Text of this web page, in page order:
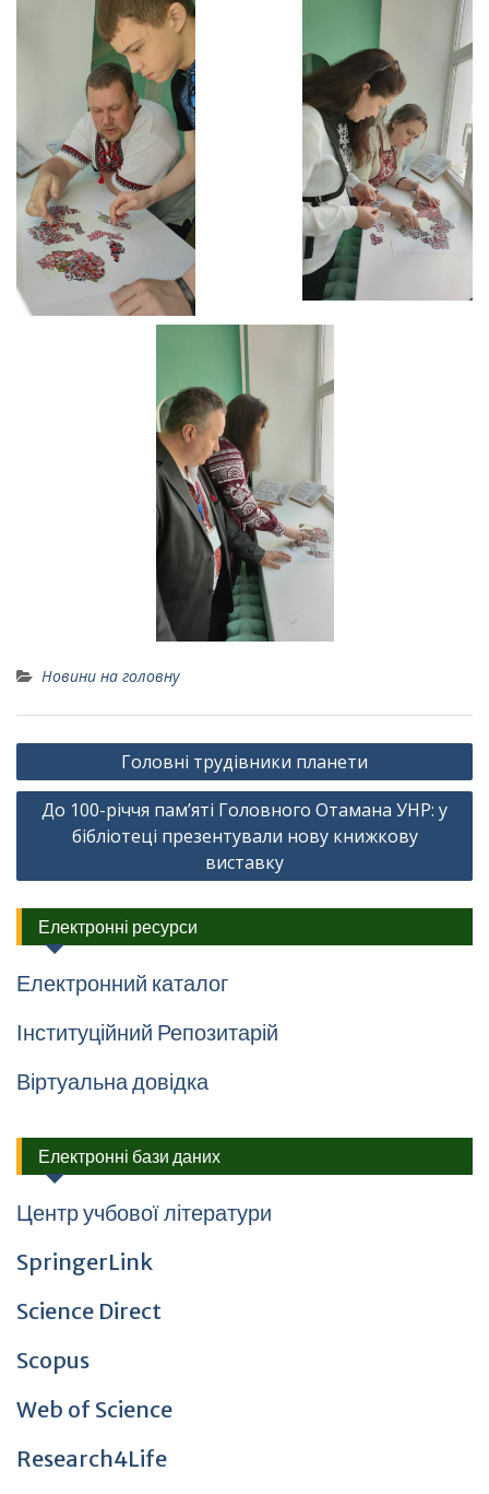
Новини на головну
Навігація
записів
Головні трудівники планети
До 100-річчя пам’яті Головного Отамана УНР: у
бібліотеці презентували нову книжкову
виставку
Електронні ресурси
Електронний каталог
Інституційний Репозитарій
Віртуальна довідка
Електронні бази даних
Центр учбової літератури
SpringerLink
Science Direct
Scopus
Web of Science
Research4Life